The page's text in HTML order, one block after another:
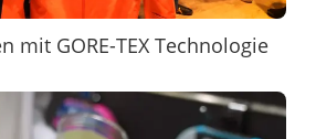
mit GORE-TEX Technologie